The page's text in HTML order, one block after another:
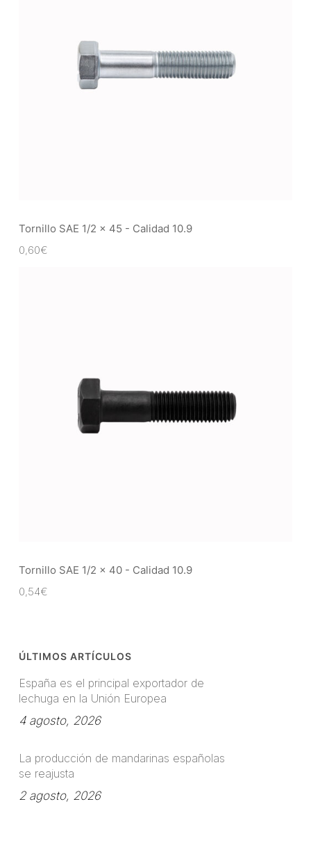
Tornillo SAE 1/2 x 45 - Calidad 10.9
0,60€
Tornillo SAE 1/2 x 40 - Calidad 10.9
0,54€
ÚLTIMOS ARTÍCULOS
España es el principal exportador de
lechuga en la Unión Europea
4 agosto, 2026
La producción de mandarinas españolas
se reajusta
2 agosto, 2026